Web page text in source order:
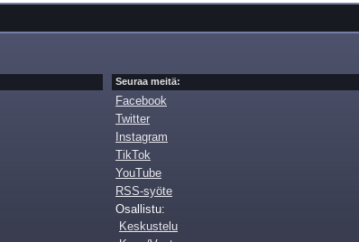
Seuraa meitä:
Facebook
Twitter
Instagram
TikTok
YouTube
RSS-syöte
Osallistu:
Keskustelu